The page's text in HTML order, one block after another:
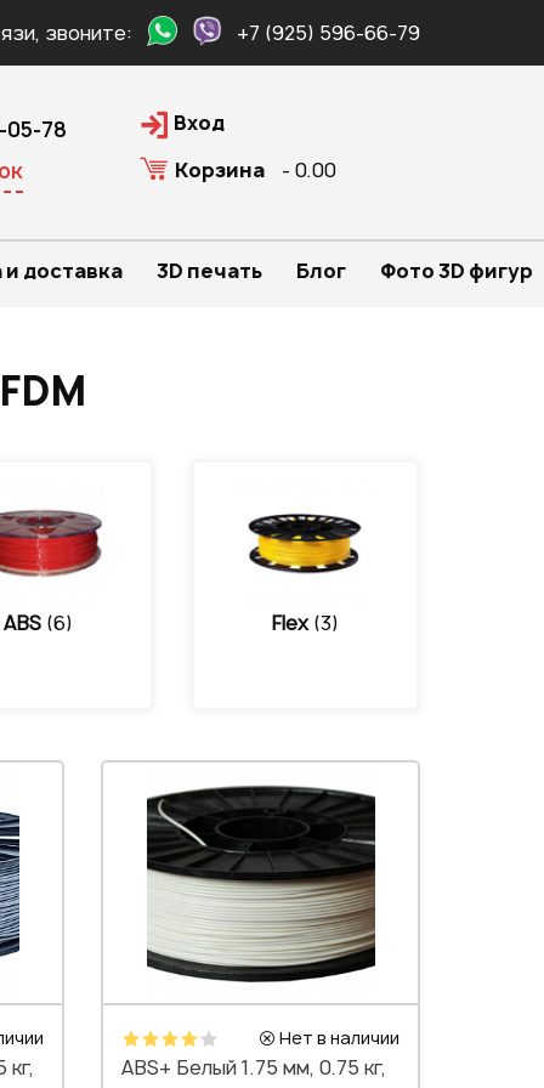
звоните: +7 (925) 596-66-79
05-78
Вход
Корзина
- 0.00
доставка 3D печать Блог Фото 3D фигур
ABS (6) Flex (3)
кг,
Нет в наличии
ABS+ Белый 1.75 мм, 0.75 кг,